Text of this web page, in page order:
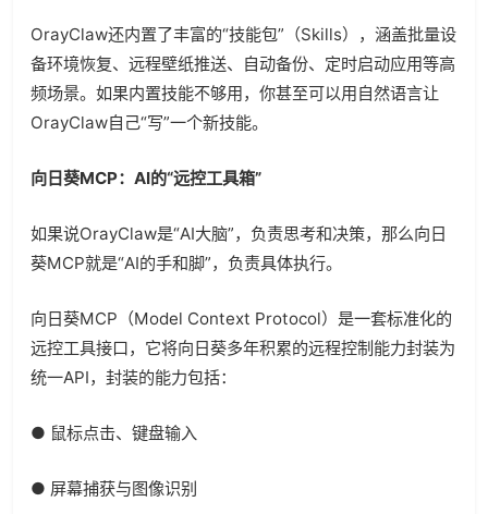
OrayClaw还内置了丰富的“技能包”（Skills），涵盖批量设
备环境恢复、远程壁纸推送、自动备份、定时启动应用等高
频场景。如果内置技能不够用，你甚至可以用自然语言让
OrayClaw自己“写”一个新技能。
向日葵MCP：AI的“远控工具箱”
如果说OrayClaw是“AI大脑”，负责思考和决策，那么向日
葵MCP就是“AI的手和脚”，负责具体执行。
向日葵MCP（Model Context Protocol）是一套标准化的
远控工具接口，它将向日葵多年积累的远程控制能力封装为
统一API，封装的能力包括：
● 鼠标点击、键盘输入
● 屏幕捕获与图像识别